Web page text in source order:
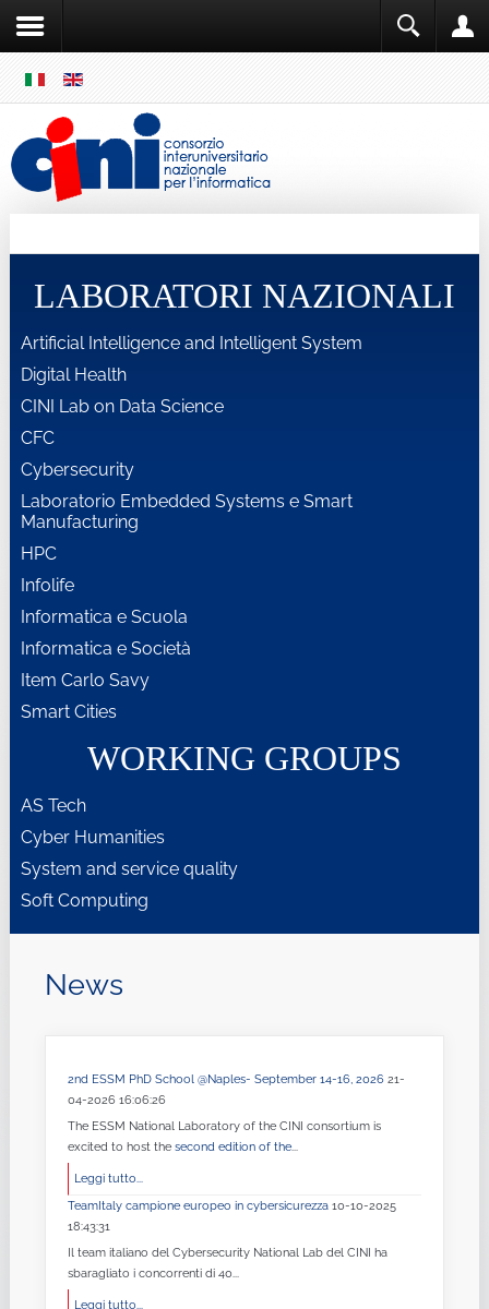
MENU
LABORATORI NAZIONALI
Artificial Intelligence and Intelligent System
Digital Health
CINI Lab on Data Science
CFC
Cybersecurity
Laboratorio Embedded Systems e Smart
Manufacturing
HPC
Infolife
Informatica e Scuola
Informatica e Società
Item Carlo Savy
Smart Cities
WORKING GROUPS
AS Tech
Cyber Humanities
System and service quality
Soft Computing
News
2nd ESSM PhD School @Naples- September 14-16, 2026 21-
04-2026 16:06:26
The ESSM National Laboratory of the CINI consortium is
excited to host the second edition of the...
Leggi tutto...
TeamItaly campione europeo in cybersicurezza 10-10-2025
18:43:31
Il team italiano del Cybersecurity National Lab del CINI ha
sbaragliato i concorrenti di 40...
Leggi tutto...